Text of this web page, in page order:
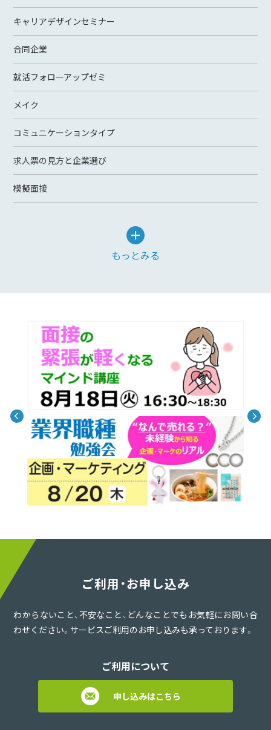
キャリアデザインセミナー
合同企業
就活フォローアップゼミ
メイク
コミュニケーションタイプ
求人票の見方と企業選び
模擬面接
もっとみる
ご利用・お申し込み
わからないこと、不安なこと、どんなことでもお気軽にお問い合
わせください。サービスご利用のお申し込みも承っております。
ご利用について
申し込みはこちら